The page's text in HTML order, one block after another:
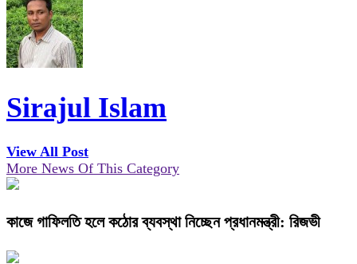
Sirajul Islam
View All Post
More News Of This Category
কাজে গাফিলতি হলে কঠোর ব্যবস্থা নিচ্ছেন প্রধানমন্ত্রী: রিজভী